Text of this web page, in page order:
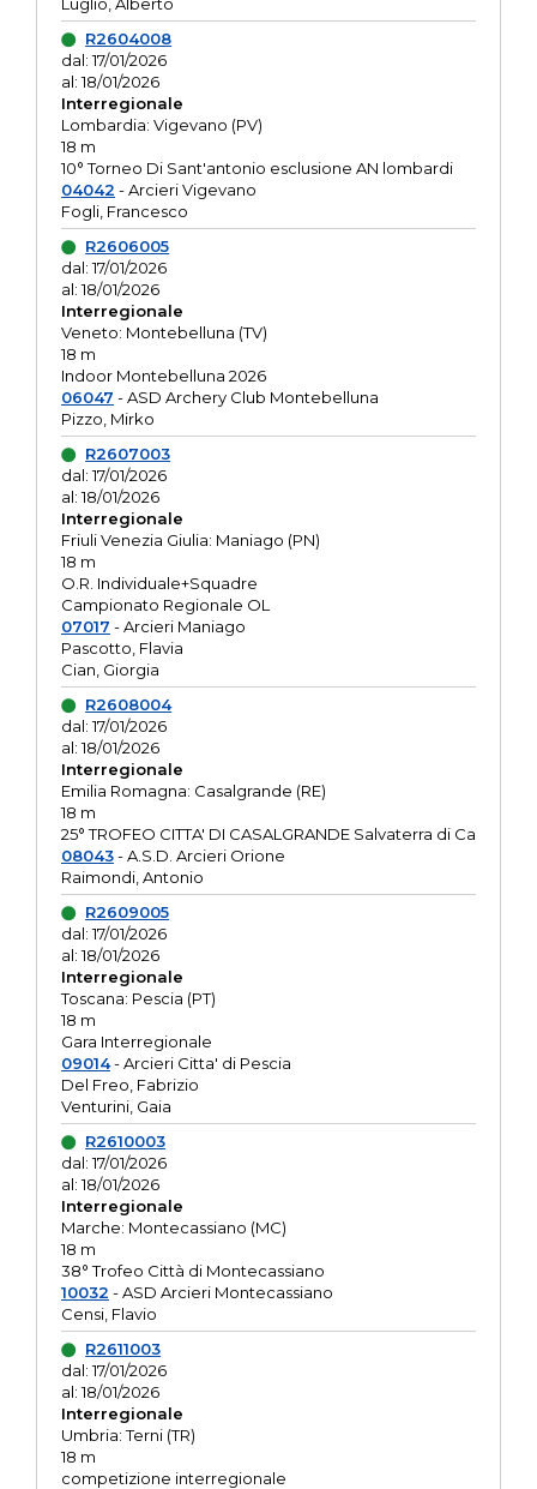
R2604008
dal: 17/01/2026
al: 18/01/2026
Interregionale
Lombardia: Vigevano (PV)
18 m
10° Torneo Di Sant'antonio esclusione AN lombardi
04042 - Arcieri Vigevano
Fogli, Francesco
R2606005
dal: 17/01/2026
al: 18/01/2026
Interregionale
Veneto: Montebelluna (TV)
18 m
Indoor Montebelluna 2026
06047 - ASD Archery Club Montebelluna
Pizzo, Mirko
R2607003
dal: 17/01/2026
al: 18/01/2026
Interregionale
Friuli Venezia Giulia: Maniago (PN)
18 m
O.R. Individuale+Squadre
Campionato Regionale OL
07017 - Arcieri Maniago
Pascotto, Flavia
Cian, Giorgia
R2608004
dal: 17/01/2026
al: 18/01/2026
Interregionale
Emilia Romagna: Casalgrande (RE)
18 m
25° TROFEO CITTA' DI CASALGRANDE Salvaterra di Ca
08043- A.S.D. Arcieri Orione
Raimondi, Antonio
R2609005
dal: 17/01/2026
al: 18/01/2026
Interregionale
Toscana: Pescia (PT)
18 m
Gara Interregionale
09014- Arcieri Citta' di Pescia
Del Freo, Fabrizio
Venturini, Gaia
R2610003
dal: 17/01/2026
al: 18/01/2026
Interregionale
Marche: Montecassiano (MC)
18 m
38° Trofeo Città di Montecassiano
10032 - ASD Arcieri Montecassiano
Censi, Flavio
R2611003
dal: 17/01/2026
al: 18/01/2026
Interregionale
Umbria: Terni (TR)
18 m
competizione interregionale